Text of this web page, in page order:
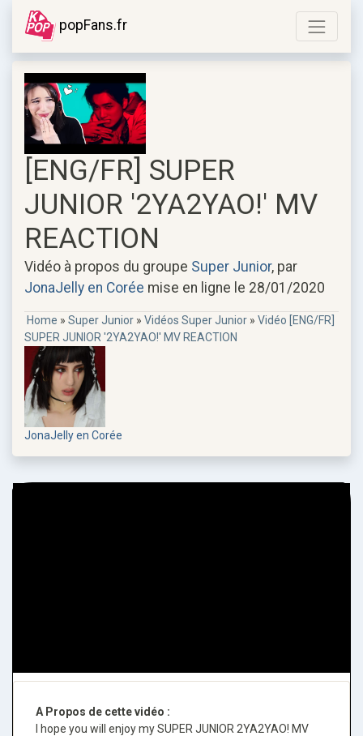
popFans.fr
[ENG/FR] SUPER
JUNIOR '2YA2YAO!' MV
REACTION
Vidéo à propos du groupe Super Junior, par
JonaJelly en Corée mise en ligne le 28/01/2020
Home » Super Junior » Vidéos Super Junior » Vidéo [ENG/FR]
SUPER JUNIOR '2YA2YAO!' MV REACTION
JonaJelly en Corée
A Propos de cette vidéo :
I hope you will enjoy my SUPER JUNIOR 2YA2YAO! MV